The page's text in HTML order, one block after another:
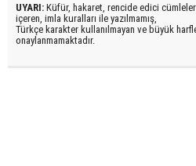
UYARI: Küfür, hakaret, rencide edici cümleler
içeren, imla kuralları ile yazılmamış,
Türkçe karakter kullanılmayan ve büyük
onaylanmamaktadır.